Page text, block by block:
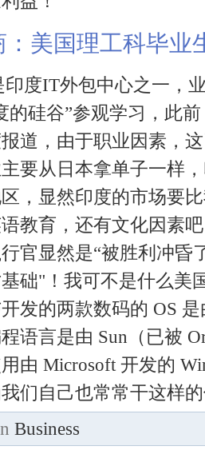
：美国理工科毕业
印度IT外包中心之一，
的硅谷”参观学习，此
道，由于职业因素，
要从日本拿单子一样
，显然印度的市场要
教育，还有文化因素
官显然是“被胜利冲昏
础
！我可不是什么美
发的两款数码的 OS
语言是由 Sun（已被
由 Microsoft 开发的
们自己也常常干这样
Business